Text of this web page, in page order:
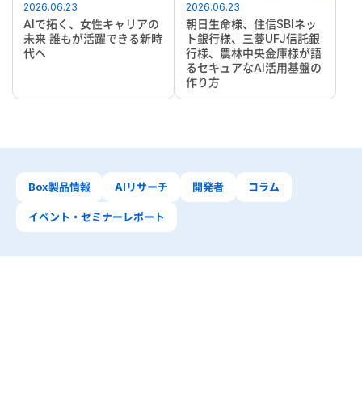
2026.06.23
AIで拓く、女性キャリアの
未来 誰もが活躍できる新時
代へ
2026.06.23
朝日生命様、住信SBIネッ
ト銀行様、三菱UFJ信託銀
行様、農林中央金庫様が語
るセキュアなAI活用基盤の
作り方
Box製品情報 AIリサーチ 開発者 コラム
イベント・セミナーレポート